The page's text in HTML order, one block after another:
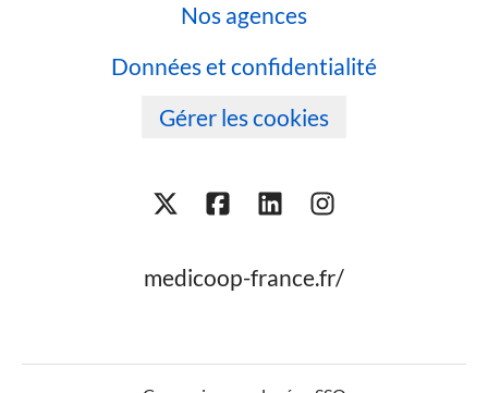
Nos agences
Données et confidentialité
Gérer les cookies
medicoop-france.fr/